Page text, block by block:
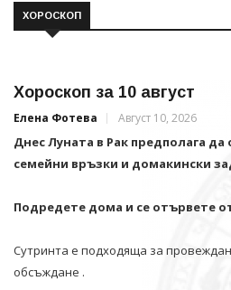
ХОРОСКОП
Хороскоп за 10 август
Елена Фотева Август 10, 2026
Днес Луната в Рак предполага
семейни връзки и домакински
Подредете дома и се отървете
Сутринта е подходяща за
обсъждане .